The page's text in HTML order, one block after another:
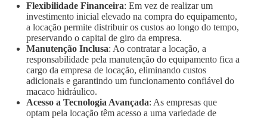
Flexibilidade Financeira: Em vez de realizar um
investimento inicial elevado na compra do equipamento,
a locação permite distribuir os custos ao longo do tempo,
preservando o capital de giro da empresa.
Manutenção Inclusa: Ao contratar a locação, a
responsabilidade pela manutenção do equipamento fica a
cargo da empresa de locação, eliminando custos
adicionais e garantindo um funcionamento confiável do
macaco hidráulico.
Acesso a Tecnologia Avançada: As empresas que
optam pela locação têm acesso a uma variedade de